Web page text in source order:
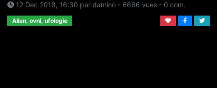
12 Dec 2018, 16:30 par damino - 6666 vues - 0 com.
Alien, ovni, ufologie